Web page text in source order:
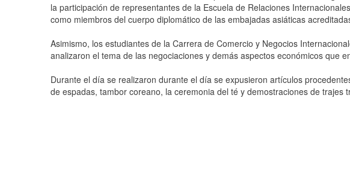
la participación de representantes de la Escuela de Relaciones
como miembros del cuerpo diplomático de las embajadas asiáticas
Asimismo, los estudiantes de la Carrera de Comercio y Negocios
analizaron el tema de las negociaciones y demás aspectos económicos que
Durante el día se realizaron durante el día se expusieron artículos
de espadas, tambor coreano, la ceremonia del té y demostraciones de trajes
defender la democracia